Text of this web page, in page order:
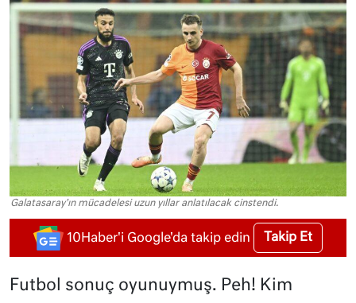
Galatasaray'ın mücadelesi uzun yıllar anlatılacak cinstendi.
10Haber'i Google'da takip edin Takip Et
Futbol sonuç oyunuymuş. Peh! Kim